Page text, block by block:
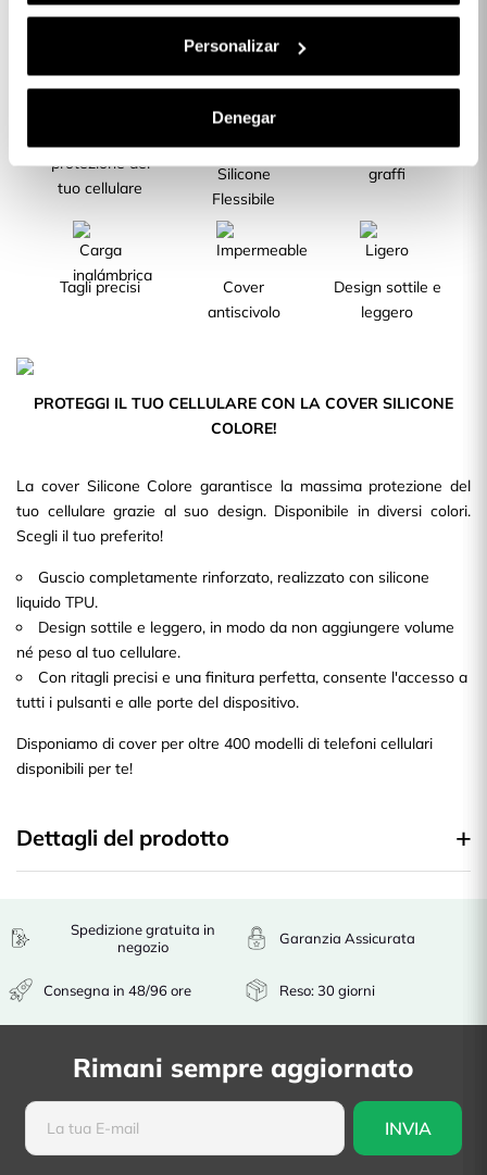
Personalizar
Denegar
CARATTERISTICHE DEL PRODOTTO
protezione del
tuo cellulare
Realizzata con
Silicone
Flessibile
Resiste a urti e
graffi
Tagli precisi
Cover
antiscivolo
Design sottile e
leggero
PROTEGGI IL TUO CELLULARE CON LA COVER SILICONE
COLORE!
La cover Silicone Colore garantisce la massima protezione del
tuo cellulare grazie al suo design. Disponibile in diversi colori.
Scegli il tuo preferito!
Guscio completamente rinforzato, realizzato con silicone
liquido TPU.
Design sottile e leggero, in modo da non aggiungere volume
né peso al tuo cellulare.
Con ritagli precisi e una finitura perfetta, consente l'accesso a
tutti i pulsanti e alle porte del dispositivo.
Disponiamo di cover per oltre 400 modelli di telefoni cellulari
disponibili per te!
Dettagli del prodotto
Spedizione gratuita in
negozio
Consegna in 48/96 ore
Garanzia Assicurata
Reso: 30 giorni
Rimani sempre aggiornato